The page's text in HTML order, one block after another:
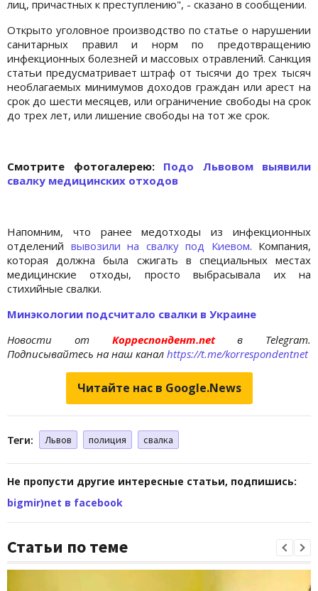
лиц, причастных к преступлению", - сказано в сообщении.
Открыто уголовное производство по статье о нарушении
санитарных правил и норм по предотвращению
инфекционных болезней и массовых отравлений. Санкция
статьи предусматривает штраф от тысячи до трех тысяч
необлагаемых минимумов доходов граждан или арест на
срок до шести месяцев, или ограничение свободы на срок
до трех лет, или лишение свободы на тот же срок.
Cмотрите фотогалерею: Подо Львовом выявили
свалку медицинских отходов
Напомним, что ранее медотходы из инфекционных
отделений вывозили на свалку под Киевом. Компания,
которая должна была сжигать в специальных местах
медицинские отходы, просто выбрасывала их на
стихийные свалки.
Минэкологии подсчитало свалки в Украине
Новости отКорреспондент.netв Telegram.
Подписывайтесь на наш канал https://t.me/korrespondentnet
Читайте нас в Google.News
Теги: Львов полиция свалка
Не пропусти другие интересные статьи, подпишись:
bigmir)net в facebook
Статьи по теме